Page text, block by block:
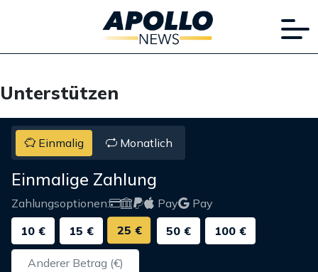
Unterstützen
Einmalig Monatlich
Einmalige Zahlung
Zahlungsoptionen: Pay
Pay
10 €
15 € 25 € 50 € 100 €